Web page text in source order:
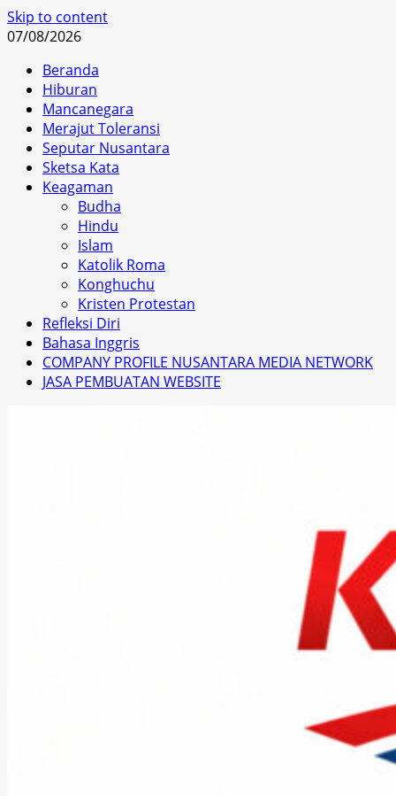
Skip to content
07/08/2026
Beranda
Hiburan
Mancanegara
Merajut Toleransi
Seputar Nusantara
Sketsa Kata
Keagaman
Budha
Hindu
Islam
Katolik Roma
Konghuchu
Kristen Protestan
Refleksi Diri
Bahasa Inggris
COMPANY PROFILE NUSANTARA MEDIA NETWORK
JASA PEMBUATAN WEBSITE